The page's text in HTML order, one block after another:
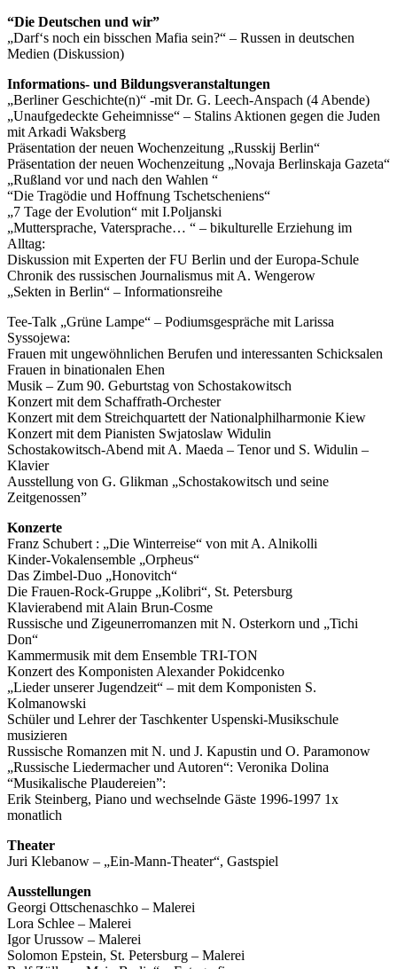
“Die Deutschen und wir”
„Darf‘s noch ein bisschen Mafia sein?“ – Russen in deutschen
Medien (Diskussion)
Informations- und Bildungsveranstaltungen
„Berliner Geschichte(n)“ -mit Dr. G. Leech-Anspach (4 Abende)
„Unaufgedeckte Geheimnisse“ – Stalins Aktionen gegen die Juden
mit Arkadi Waksberg
Präsentation der neuen Wochenzeitung „Russkij Berlin“
Präsentation der neuen Wochenzeitung „Novaja Berlinskaja Gazeta“
„Rußland vor und nach den Wahlen “
“Die Tragödie und Hoffnung Tschetscheniens“
„7 Tage der Evolution“ mit I.Poljanski
„Muttersprache, Vatersprache… “ – bikulturelle Erziehung im
Alltag:
Diskussion mit Experten der FU Berlin und der Europa-Schule
Chronik des russischen Journalismus mit A. Wengerow
„Sekten in Berlin“ – Informationsreihe
Tee-Talk „Grüne Lampe“ – Podiumsgespräche mit Larissa
Syssojewa:
Frauen mit ungewöhnlichen Berufen und interessanten Schicksalen
Frauen in binationalen Ehen
Musik – Zum 90. Geburtstag von Schostakowitsch
Konzert mit dem Schaffrath-Orchester
Konzert mit dem Streichquartett der Nationalphilharmonie Kiew
Konzert mit dem Pianisten Swjatoslaw Widulin
Schostakowitsch-Abend mit A. Maeda – Tenor und S. Widulin –
Klavier
Ausstellung von G. Glikman „Schostakowitsch und seine
Zeitgenossen”
Konzerte
Franz Schubert : „Die Winterreise“ von mit A. Alnikolli
Kinder-Vokalensemble „Orpheus“
Das Zimbel-Duo „Honovitch“
Die Frauen-Rock-Gruppe „Kolibri“, St. Petersburg
Klavierabend mit Alain Brun-Cosme
Russische und Zigeunerromanzen mit N. Osterkorn und „Tichi
Don“
Kammermusik mit dem Ensemble TRI-TON
Konzert des Komponisten Alexander Pokidcenko
„Lieder unserer Jugendzeit“ – mit dem Komponisten S.
Kolmanowski
Schüler und Lehrer der Taschkenter Uspenski-Musikschule
musizieren
Russische Romanzen mit N. und J. Kapustin und O. Paramonow
„Russische Liedermacher und Autoren“: Veronika Dolina
“Musikalische Plaudereien”:
Erik Steinberg, Piano und wechselnde Gäste 1996-1997 1x
monatlich
Theater
Juri Klebanow – „Ein-Mann-Theater“, Gastspiel
Ausstellungen
Georgi Ottschenaschko – Malerei
Lora Schlee – Malerei
Igor Urussow – Malerei
Solomon Epstein, St. Petersburg – Malerei